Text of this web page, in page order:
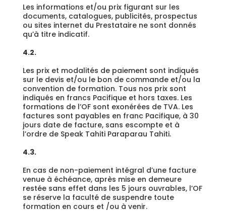
Les informations et/ou prix figurant sur les
documents, catalogues, publicités, prospectus
ou sites internet du Prestataire ne sont donnés
qu’à titre indicatif.
4.2.
Les prix et modalités de paiement sont indiqués
sur le devis et/ou le bon de commande et/ou la
convention de formation. Tous nos prix sont
indiqués en francs Pacifique et hors taxes. Les
formations de l’OF sont exonérées de TVA. Les
factures sont payables en franc Pacifique, à 30
jours date de facture, sans escompte et à
l’ordre de Speak Tahiti Paraparau Tahiti.
4.3.
En cas de non-paiement intégral d’une facture
venue à échéance, après mise en demeure
restée sans effet dans les 5 jours ouvrables, l’OF
se réserve la faculté de suspendre toute
formation en cours et /ou à venir.